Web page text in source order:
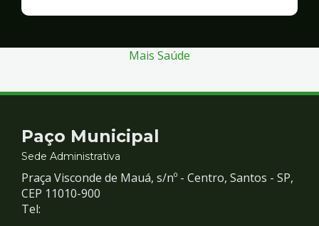
Mais Saúde
Contato
e
Redes
Paço Municipal
Sede Administrativa
Praça Visconde de Mauá, s/nº - Centro, Santos - SP,
CEP 11010-900
Tel: